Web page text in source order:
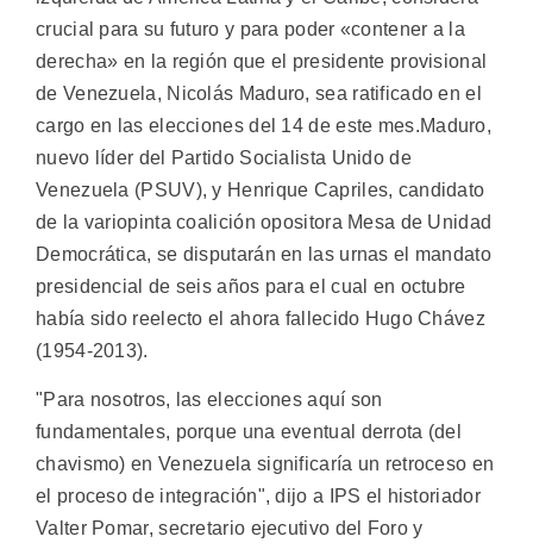
crucial para su futuro y para poder «contener a la
derecha» en la región que el presidente provisional
de Venezuela, Nicolás Maduro, sea ratificado en el
cargo en las elecciones del 14 de este mes.Maduro,
nuevo líder del Partido Socialista Unido de
Venezuela (PSUV), y Henrique Capriles, candidato
de la variopinta coalición opositora Mesa de Unidad
Democrática, se disputarán en las urnas el mandato
presidencial de seis años para el cual en octubre
había sido reelecto el ahora fallecido Hugo Chávez
(1954-2013).
"Para nosotros, las elecciones aquí son
fundamentales, porque una eventual derrota (del
chavismo) en Venezuela significaría un retroceso en
el proceso de integración", dijo a IPS el historiador
Valter Pomar, secretario ejecutivo del Foro y